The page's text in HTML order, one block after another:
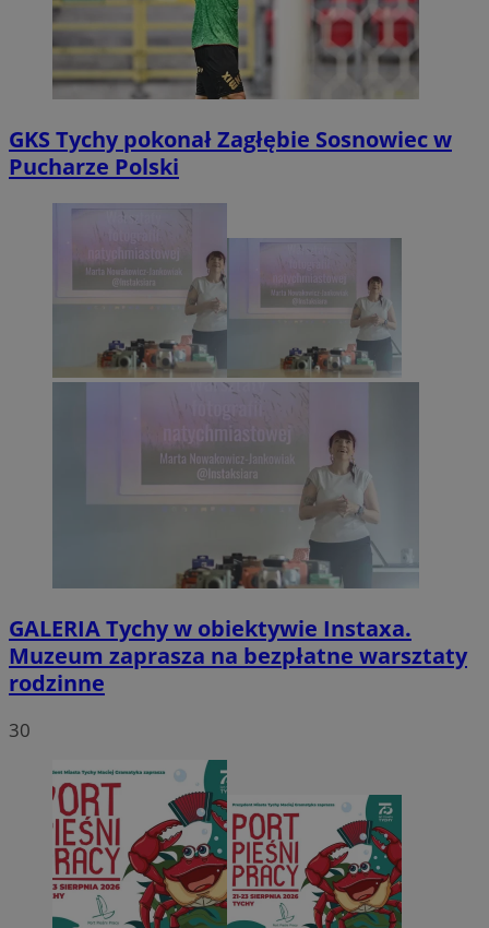
GKS Tychy pokonał Zagłębie Sosnowiec w
Pucharze Polski
GALERIATychy w obiektywie Instaxa.
Muzeum zaprasza na bezpłatne warsztaty
rodzinne
30